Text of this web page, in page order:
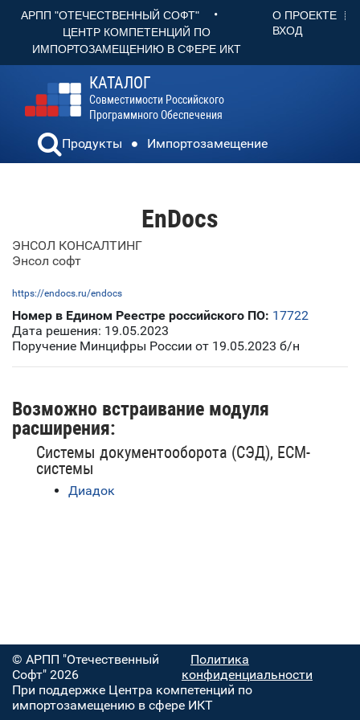
АРПП "ОТЕЧЕСТВЕННЫЙ СОФТ" •
ЦЕНТР КОМПЕТЕНЦИЙ ПО
ИМПОРТОЗАМЕЩЕНИЮ В СФЕРЕ ИКТ
О ПРОЕКТЕ
ВХОД
КАТАЛОГ
Совместимости Российского
Программного Обеспечения
Продукты Импортозамещение
EnDocs
ЭНСОЛ КОНСАЛТИНГ
Энсол софт
https://endocs.ru/endocs
Номер в Едином Реестре российского ПО: 17722
Дата решения: 19.05.2023
Поручение Минцифры России от 19.05.2023 б/н
Возможно встраивание модуля
расширения:
Системы документооборота (СЭД), ECM-
системы
Диадок
© АРПП "Отечественный
Софт" 2026
Политика
конфиденциальности
При поддержке Центра компетенций по
импортозамещению в сфере ИКТ